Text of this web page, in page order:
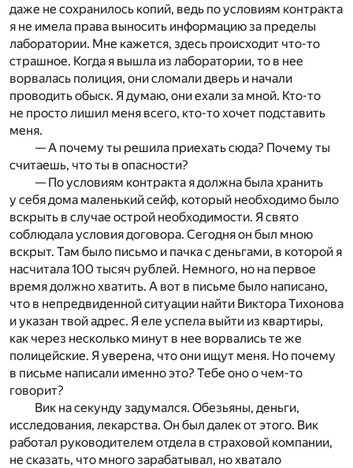
даже не сохранилось копий, ведь по условиям контракта
я не имела права выносить информацию за пределы
лаборатории. Мне кажется, здесь происходит что-то
страшное. Когда я вышла из лаборатории, то в нее
ворвалась полиция, они сломали дверь и начали
проводить обыск. Я думаю, они ехали за мной. Кто-то
не просто лишил меня всего, кто-то хочет подставить
меня.
— А почему ты решила приехать сюда? Почему ты
считаешь, что ты в опасности?
— По условиям контракта я должна была хранить
у себя дома маленький сейф, который необходимо было
вскрыть в случае острой необходимости. Я свято
соблюдала условия договора. Сегодня он был мною
вскрыт. Там было письмо и пачка с деньгами, в которой я
насчитала 100 тысяч рублей. Немного, но на первое
время должно хватить. А вот в письме было написано,
что в непредвиденной ситуации найти Виктора Тихонова
и указан твой адрес. Я еле успела выйти из квартиры,
как через несколько минут в нее ворвались те же
полицейские. Я уверена, что они ищут меня. Но почему
в письме написали именно это? Тебе оно о чем-то
говорит?
Вик на секунду задумался. Обезьяны, деньги,
исследования, лекарства. Он был далек от этого. Вик
работал руководителем отдела в страховой компании,
не сказать, что много зарабатывал, но хватало